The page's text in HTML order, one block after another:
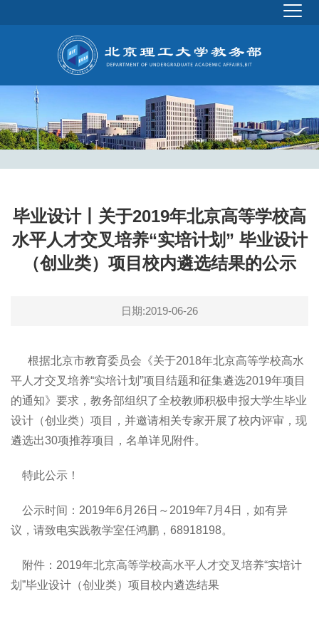
毕业设计丨关于2019年北京高等学校高
水平人才交叉培养“实培计划” 毕业设计
（创业类）项目校内遴选结果的公示
日期:2019-06-26
根据北京市教育委员会《关于2018年北京高等学校高水
平人才交叉培养“实培计划”项目结题和征集遴选2019年项目
的通知》要求，教务部组织了全校教师积极申报大学生毕业
设计（创业类）项目，并邀请相关专家开展了校内评审，现
遴选出30项推荐项目，名单详见附件。
特此公示！
公示时间：2019年6月26日～2019年7月4日，如有异
议，请致电实践教学室任鸿鹏，68918198。
附件：2019年北京高等学校高水平人才交叉培养“实培计
划”毕业设计（创业类）项目校内遴选结果